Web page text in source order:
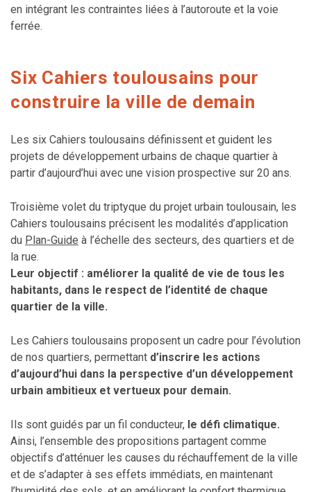
en intégrant les contraintes liées à l’autoroute et la voie
ferrée.
Six Cahiers toulousains pour
construire la ville de demain
Les six Cahiers toulousains définissent et guident les
projets de développement urbains de chaque quartier à
partir d’aujourd’hui avec une vision prospective sur 20 ans.
Troisième volet du triptyque du projet urbain toulousain, les
Cahiers toulousains précisent les modalités d’application
du Plan-Guide à l’échelle des secteurs, des quartiers et de
la rue.
Leur objectif : améliorer la qualité de vie de tous les
habitants, dans le respect de l’identité de chaque
quartier de la ville.
Les Cahiers toulousains proposent un cadre pour l’évolution
de nos quartiers, permettant d’inscrire les actions
d’aujourd’hui dans la perspective d’un développement
urbain ambitieux et vertueux pour demain.
Ils sont guidés par un fil conducteur, le défi climatique.
Ainsi, l’ensemble des propositions partagent comme
objectifs d’atténuer les causes du réchauffement de la ville
et de s’adapter à ses effets immédiats, en maintenant